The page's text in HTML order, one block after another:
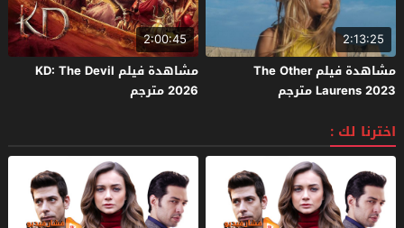
2:13:25
مشاهدة فيلم The Other
Laurens 2023 مترجم
2:00:45
مشاهدة فيلم KD: The Devil
2026 مترجم
اخترنا لك :